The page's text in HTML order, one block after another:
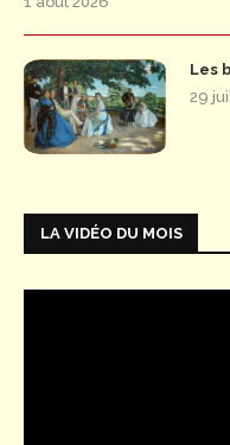
Les
29
LA VIDÉO DU MOIS